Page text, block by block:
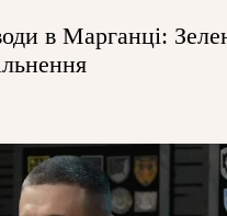
в Марганці: